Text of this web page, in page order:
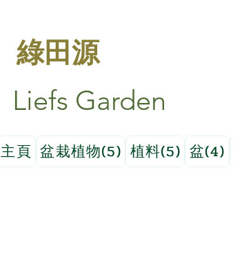
綠田源
Liefs Garden
主頁 盆栽植物(5) 植料(5) 盆(4)